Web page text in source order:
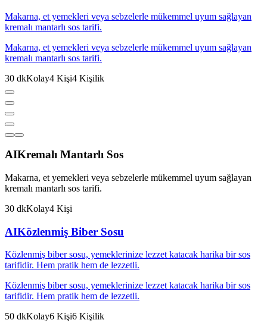
Makarna, et yemekleri veya sebzelerle mükemmel uyum sağlayan
kremalı mantarlı sos tarifi.
Makarna, et yemekleri veya sebzelerle mükemmel uyum sağlayan
kremalı mantarlı sos tarifi.
30 dkKolay4 Kişi4 Kişilik
AIKremalı Mantarlı Sos
Makarna, et yemekleri veya sebzelerle mükemmel uyum sağlayan
kremalı mantarlı sos tarifi.
30 dkKolay4 Kişi
AIKözlenmiş Biber Sosu
Közlenmiş biber sosu, yemeklerinize lezzet katacak harika bir sos
tarifidir. Hem pratik hem de lezzetli.
Közlenmiş biber sosu, yemeklerinize lezzet katacak harika bir sos
tarifidir. Hem pratik hem de lezzetli.
50 dkKolay6 Kişi6 Kişilik